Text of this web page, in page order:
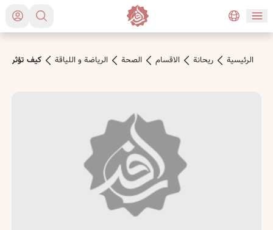
الرئیسیة ريحانة الاقسام الصحة الرياضة و اللياقة كيف تؤثر